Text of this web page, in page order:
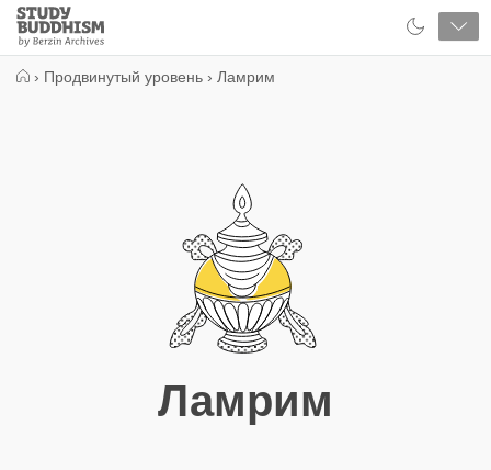
Close
Study
Buddhism
› Продвинутый уровень › Ламрим
Ламрим